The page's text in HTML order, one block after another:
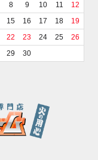
8 9 10 11
12
15 16 17 18
19
22 23 24 25
26
29 30